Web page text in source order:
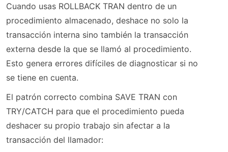
Cuando usas ROLLBACK TRAN dentro de un
procedimiento almacenado, deshace no solo la
transacción interna sino también la transacción
externa desde la que se llamó al procedimiento.
Esto genera errores difíciles de diagnosticar si no
se tiene en cuenta.
El patrón correcto combina SAVE TRAN con
TRY/CATCH para que el procedimiento pueda
deshacer su propio trabajo sin afectar a la
transacción del llamador: